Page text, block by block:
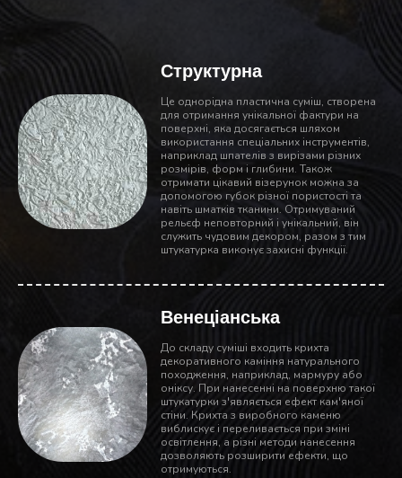
Структурна
Це однорідна пластична суміш, створена
для отримання унікальної фактури на
поверхні, яка досягається шляхом
використання спеціальних інструментів,
наприклад шпателів з вирізами різних
розмірів, форм і глибини. Також
отримати цікавий візерунок можна за
допомогою губок різної пористості та
навіть шматків тканини. Отримуваний
рельєф неповторний і унікальний, він
служить чудовим декором, разом з тим
штукатурка виконує захисні функції.
Венеціанська
До складу суміші входить крихта
декоративного каміння натурального
походження, наприклад, мармуру або
оніксу. При нанесенні на поверхню такої
штукатурки з'являється ефект кам'яної
стіни. Крихта з виробного каменю
виблискує і переливається при зміні
освітлення, а різні методи нанесення
дозволяють розширити ефекти, що
отримуються.